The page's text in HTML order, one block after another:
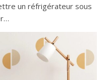
un réfrigérateur sous